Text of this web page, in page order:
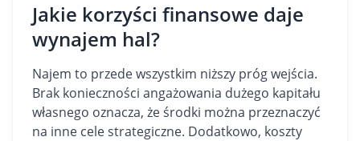
Jakie korzyści finansowe daje
wynajem hal?
Najem to przede wszystkim niższy próg wejścia.
Brak konieczności angażowania dużego kapitału
własnego oznacza, że środki można przeznaczyć
na inne cele strategiczne. Dodatkowo, koszty